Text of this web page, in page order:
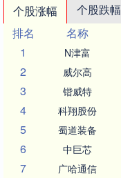
个股涨幅 个股跌幅
排名
名称
1
N津富
2 威尔高
3 锴威特
4 科翔股份
5 蜀道装备
6 中巨芯
7 广哈通信